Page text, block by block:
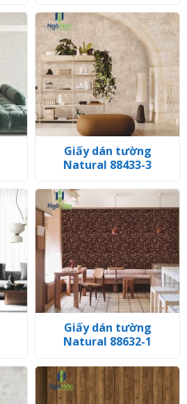
Giấy dán tường
Natural 88433-3
Giấy dán tường
Natural 88632-1